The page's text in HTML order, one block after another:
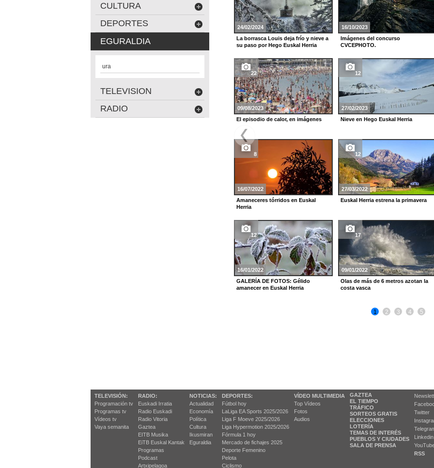
CULTURA
DEPORTES
EGURALDIA
ura
TELEVISION
RADIO
24/02/2024
La borrasca Louis deja frío y nieve a
su paso por Hego Euskal Herria
16/10/2023
Imágenes del concurso
CVCEPHOTO.
22
09/08/2023
El episodio de calor, en imágenes
12
27/02/2023
Nieve en Hego Euskal Herria
8
16/07/2022
Amaneceres tórridos en Euskal
Herria
12
27/03/2022
Euskal Herria estrena la primavera
12
16/01/2022
GALERÍA DE FOTOS: Gélido
amanecer en Euskal Herria
17
09/01/2022
Olas de más de 6 metros azotan la
costa vasca
1 2 3 4 5
TELEVISIÓN:
Programación tv
Programas tv
Vídeos tv
Vaya semanita
RADIO:
Euskadi Irratia
Radio Euskadi
Radio Vitoria
Gaztea
EITB Musika
EiTB Euskal Kantak
Programas
Podcast
Artxipelagoa
NOTICIAS:
Actualidad
Economía
Política
Cultura
Ikusmiran
Eguraldia
DEPORTES:
Fútbol hoy
LaLiga EA Sports 2025/2026
Liga F Moeve 2025/2026
Liga Hypermotion 2025/2026
Fórmula 1 hoy
Mercado de fichajes 2025
Deporte Femenino
Pelota
Ciclismo
VÍDEO MULTIMEDIA
Top Vídeos
Fotos
Audios
GAZTEA
EL TIEMPO
TRÁFICO
SORTEOS GRATIS
ELECCIONES
LOTERÍA
TEMAS DE INTERÉS
PUEBLOS Y CIUDADES
SALA DE PRENSA
Twitter
Linkedin
RSS